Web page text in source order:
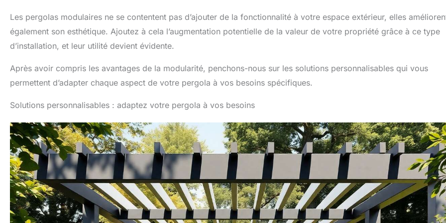
Les pergolas modulaires ne se contentent pas d’ajouter de la fonctionnalité à votre espace extérieur, elles
également son esthétique. Ajoutez à cela l’augmentation potentielle de la valeur de votre propriété grâce à ce type
d’installation, et leur utilité devient évidente.
Après avoir compris les avantages de la modularité, penchons-nous sur les solutions personnalisables qui vous
permettent d’adapter chaque aspect de votre pergola à vos besoins spécifiques.
Solutions personnalisables : adaptez votre pergola à vos besoins